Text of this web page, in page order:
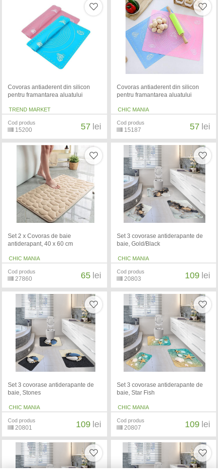
Covoras antiaderent din silicon
pentru framantarea aluatului
TREND MARKET
Cod produs
15200 57 lei
Covoras antiaderent din silicon
pentru framantarea aluatului
CHIC MANIA
Cod produs
15187 57 lei
Set 2 x Covoras de baie
antiderapant, 40 x 60 cm
CHIC MANIA
Cod produs
27860 65 lei
Set 3 covorase antiderapante de
baie, Gold/Black
CHIC MANIA
Cod produs
20803 109 lei
Set 3 covorase antiderapante de
baie, Stones
CHIC MANIA
Cod produs
20801 109 lei
Set 3 covorase antiderapante de
baie, Star Fish
CHIC MANIA
Cod produs
20807 109 lei